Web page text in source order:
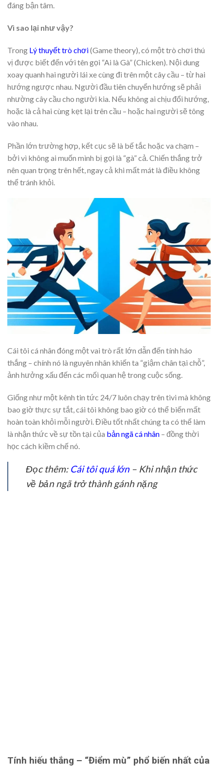
đáng bận tâm.
Vì sao lại như vậy?
Trong Lý thuyết trò chơi(Game theory), có một trò chơi thú
vị được biết đến với tên gọi “Ai là Gà” (Chicken). Nội dung
xoay quanh hai người lái xe cùng đi trên một cây cầu – từ hai
hướng ngược nhau. Người đầu tiên chuyển hướng sẽ phải
nhường cây cầu cho người kia. Nếu không ai chịu đổi hướng,
hoặc là cả hai cùng kẹt lại trên cầu – hoặc hai người sẽ tông
vào nhau.
Phần lớn trường hợp, kết cục sẽ là bế tắc hoặc va chạm –
bởi vì không ai muốn mình bị gọi là “gà” cả. Chiến thắng trở
nên quan trọng trên hết, ngay cả khi mất mát là điều không
thể tránh khỏi.
Cái tôi cá nhân đóng một vai trò rất lớn dẫn đến tính háo
thắng – chính nó là nguyên nhân khiến ta “giậm chân tại chỗ”,
ảnh hưởng xấu đến các mối quan hệ trong cuộc sống.
Giống như một kênh tin tức 24/7 luôn chạy trên tivi mà không
bao giờ thực sự tắt, cái tôi không bao giờ có thể biến mất
hoàn toàn khỏi mỗi người. Điều tốt nhất chúng ta có thể làm
là nhận thức về sự tồn tại của bản ngã cá nhân – đồng thời
học cách kiềm chế nó.
Đọc thêm: Cái tôi quá lớn– Khi nhận thức
về bản ngã trở thành gánh nặng
Tính hiếu thắng – “Điểm mù” phổ biến nhất của